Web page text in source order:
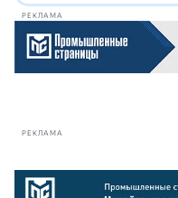
РЕКЛАМА
РЕКЛАМА